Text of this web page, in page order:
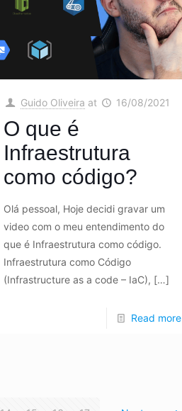
Guido Oliveira at 16/08/2021
O que é
Infraestrutura
como código?
Olá pessoal, Hoje decidi gravar um
video com o meu entendimento do
que é Infraestrutura como código.
Infraestrutura como Código
(Infrastructure as a code – IaC), […]
Read more